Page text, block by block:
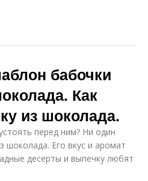
бабочки
Как
из шоколада.
перед ним? Ни один
шоколада. Его вкус и аромат
десерты и выпечку любят